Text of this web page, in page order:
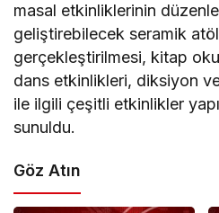
masal etkinliklerinin
geliştirebilecek seramik
gerçekleştirilmesi, kitap
dans etkinlikleri, diksiyon
ile ilgili çeşitli etkinlikler
sunuldu.
Göz Atın